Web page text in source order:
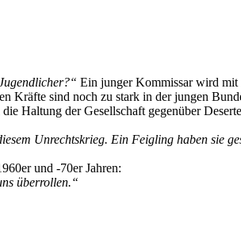
Ein junger Kommissar wird
Kräfte sind noch zu stark in der jungen
Haltung der Gesellschaft gegenüber
Unrechtskrieg. Ein Feigling haben sie
und -70er Jahren:
überrollen.“